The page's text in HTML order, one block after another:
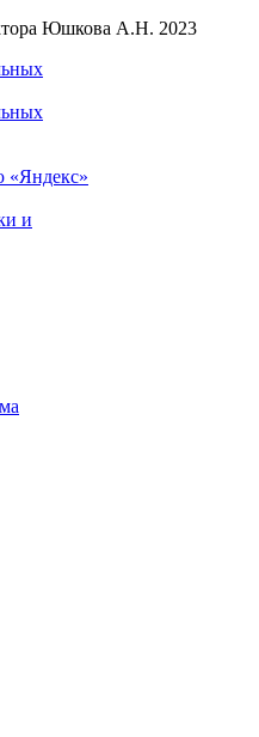
Юшкова А.Н. 2023
«Яндекс»
и